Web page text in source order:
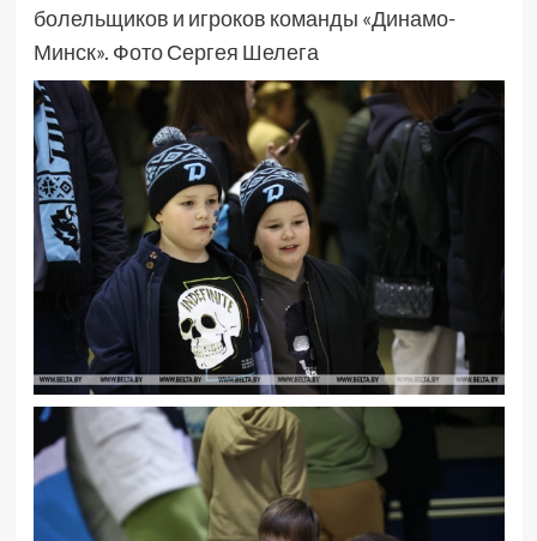
болельщиков и игроков команды «Динамо-
Минск». Фото Сергея Шелега